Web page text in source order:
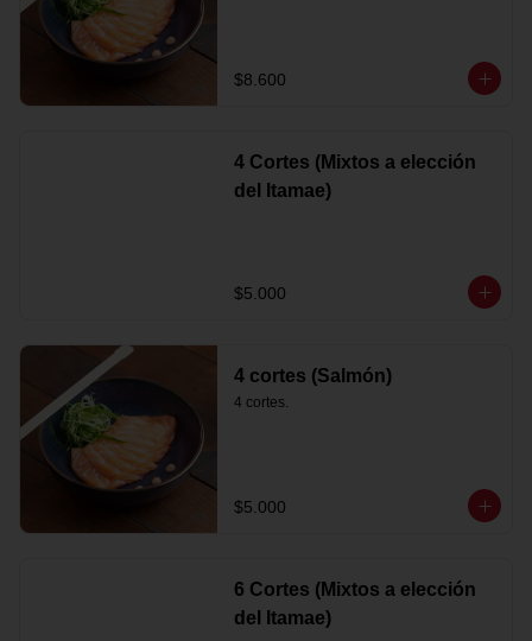
$8.600
4 Cortes (Mixtos a elección
del Itamae)
$5.000
4 cortes (Salmón)
4 cortes.
$5.000
6 Cortes (Mixtos a elección
del Itamae)